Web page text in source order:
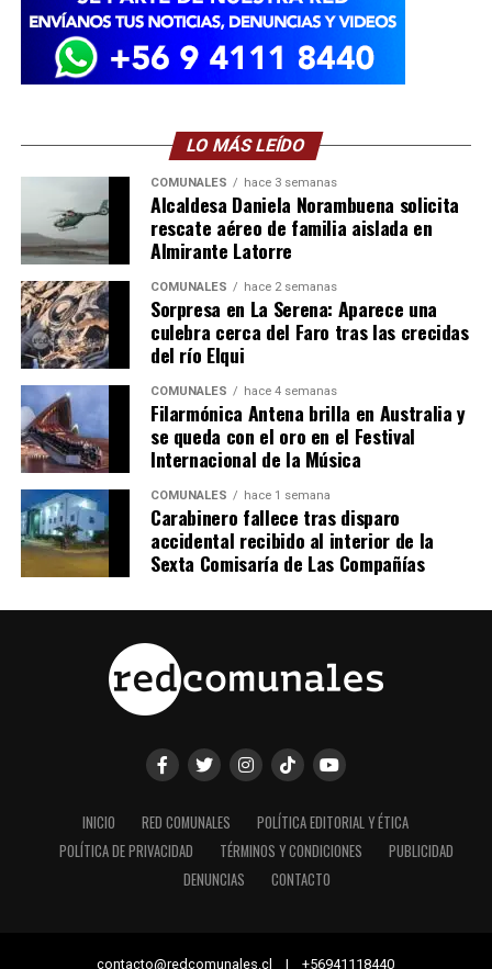
LO MÁS LEÍDO
COMUNALES hace 3 semanas
Alcaldesa Daniela Norambuena solicita
rescate aéreo de familia aislada en
Almirante Latorre
COMUNALES hace 2 semanas
Sorpresa en La Serena: Aparece una
culebra cerca del Faro tras las crecidas
del río Elqui
COMUNALES hace 4 semanas
Filarmónica Antena brilla en Australia y
se queda con el oro en el Festival
Internacional de la Música
COMUNALES hace 1 semana
Carabinero fallece tras disparo
accidental recibido al interior de la
Sexta Comisaría de Las Compañías
INICIO RED COMUNALES
POLÍTICA EDITORIAL Y ÉTICA
POLÍTICA DE PRIVACIDAD
TÉRMINOS Y CONDICIONES
PUBLICIDAD
DENUNCIAS
CONTACTO
contacto@redcomunales.cl | +56941118440